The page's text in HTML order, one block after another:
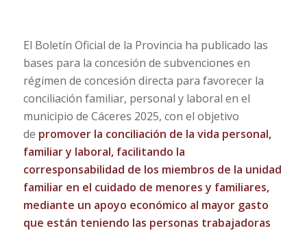
El Boletín Oficial de la Provincia ha publicado las
bases para la concesión de subvenciones en
régimen de concesión directa para favorecer la
conciliación familiar, personal y laboral en el
municipio de Cáceres 2025, con el objetivo
de promover la conciliación de la vida personal,
familiar y laboral, facilitando la
corresponsabilidad de los miembros de la unidad
familiar en el cuidado de menores y familiares,
mediante un apoyo económico al mayor gasto
que están teniendo las personas trabajadoras